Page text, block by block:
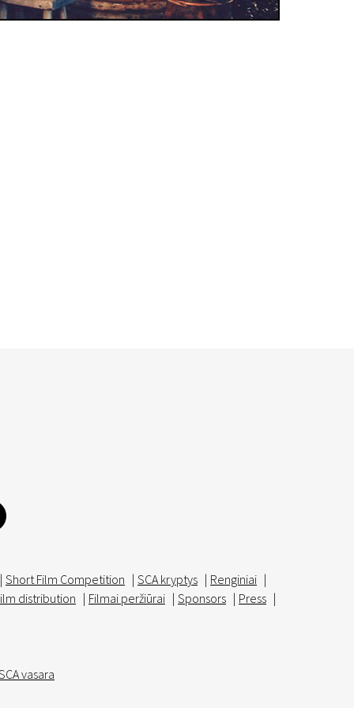
| Short Film Competition | SCA kryptys | Renginiai |
distribution | Filmai peržiūrai | Sponsors | Press |
vasara